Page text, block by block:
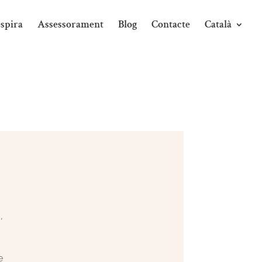
Assessorament Blog Contacte Català